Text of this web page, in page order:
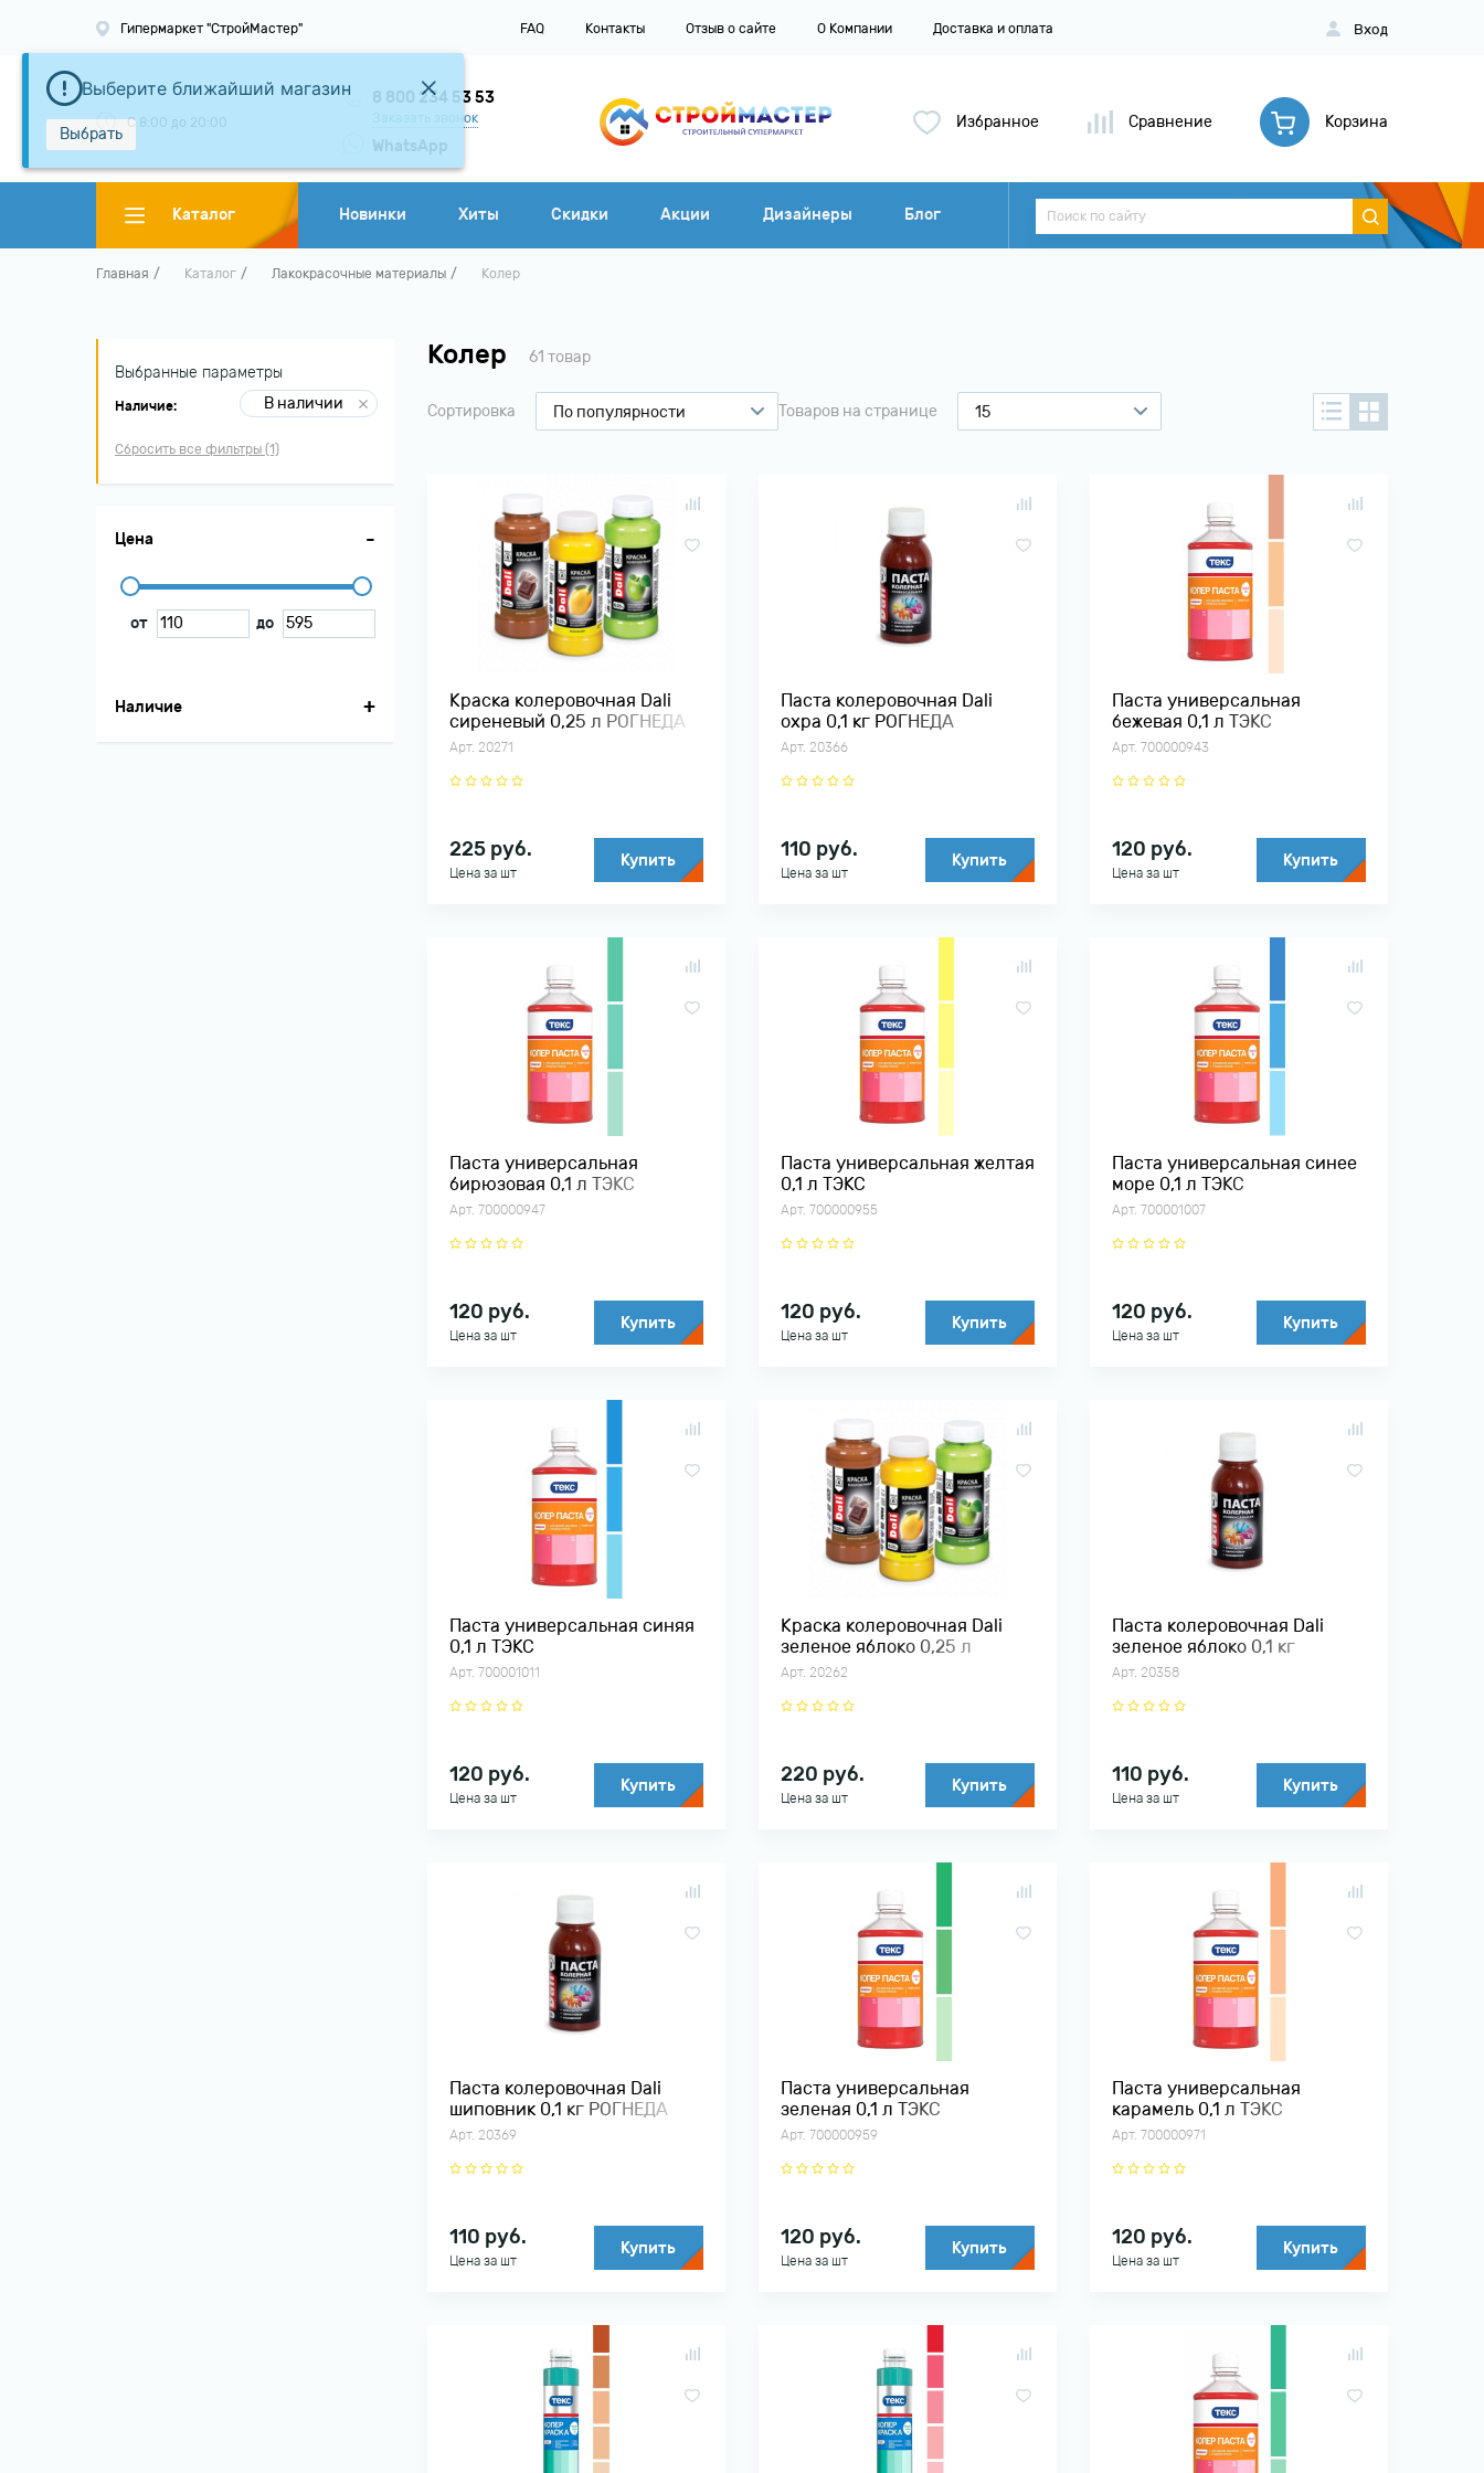
Гипермаркет "СтройМастер" FAQ Контакты Отзыв о сайте О Компании Доставка и оплата Вход
С 8:00 до 20:00
8 800 234 53 53
Заказать звонок
WhatsApp
Избранное Сравнение Корзина
Каталог Новинки Хиты Скидки Акции Дизайнеры Блог
Главная Каталог Лакокрасочные материалы Колер
Выбранные параметры
Наличие: В наличии
Сбросить все фильтры (1)
Цена
от до
Наличие
Колер 61 товар
Сортировка По популярности
По возрастанию цены
По убыванию цены
Товаров на странице 15
Краска колеровочная Dali
сиреневый 0,25 л РОГНЕДА
Арт. 20271
225 руб.
Цена за шт
Купить
Паста колеровочная Dali
охра 0,1 кг РОГНЕДА
Арт. 20366
110 руб.
Цена за шт
Купить
Паста универсальная
бежевая 0,1 л ТЭКС
Арт. 700000943
120 руб.
Цена за шт
Купить
Паста универсальная
бирюзовая 0,1 л ТЭКС
Арт. 700000947
120 руб.
Цена за шт
Купить
Паста универсальная желтая
0,1 л ТЭКС
Арт. 700000955
120 руб.
Цена за шт
Купить
Паста универсальная синее
море 0,1 л ТЭКС
Арт. 700001007
120 руб.
Цена за шт
Купить
Паста универсальная синяя
0,1 л ТЭКС
Арт. 700001011
120 руб.
Цена за шт
Купить
Краска колеровочная Dali
зеленое яблоко 0,25 л
РОГНЕДА
Арт. 20262
220 руб.
Цена за шт
Купить
Паста колеровочная Dali
зеленое яблоко 0,1 кг
РОГНЕДА
Арт. 20358
110 руб.
Цена за шт
Купить
Паста колеровочная Dali
шиповник 0,1 кг РОГНЕДА
Арт. 20369
110 руб.
Цена за шт
Купить
Паста универсальная
зеленая 0,1 л ТЭКС
Арт. 700000959
120 руб.
Цена за шт
Купить
Паста универсальная
карамель 0,1 л ТЭКС
Арт. 700000971
120 руб.
Цена за шт
Купить
Выберите ближайший магазин
Выбрать